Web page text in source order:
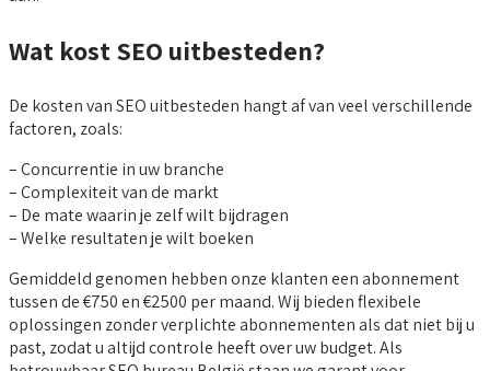
Wat kost SEO uitbesteden?
De kosten van SEO uitbesteden hangt af van veel verschillende
factoren, zoals:
– Concurrentie in uw branche
– Complexiteit van de markt
– De mate waarin je zelf wilt bijdragen
– Welke resultaten je wilt boeken
Gemiddeld genomen hebben onze klanten een abonnement
tussen de €750 en €2500 per maand. Wij bieden flexibele
oplossingen zonder verplichte abonnementen als dat niet bij u
past, zodat u altijd controle heeft over uw budget. Als